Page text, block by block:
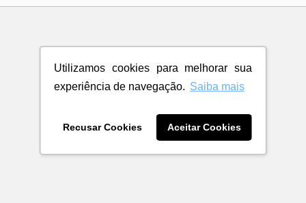
Utilizamos cookies para melhorar sua
experiência de navegação. Saiba mais
Recusar Cookies Aceitar Cookies